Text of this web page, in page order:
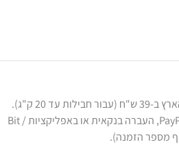
עד 20 ק"ג).
כרטיסי אשראי, PayPal, העברה בנקאית או באפליקציות Bit /